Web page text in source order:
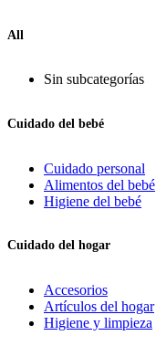
All
Sin subcategorías
Cuidado del bebé
Cuidado personal
Alimentos del bebé
Higiene del bebé
Cuidado del hogar
Accesorios
Artículos del hogar
Higiene y limpieza